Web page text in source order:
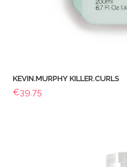
KEVIN.MURPHY KILLER.CURLS
€39.75